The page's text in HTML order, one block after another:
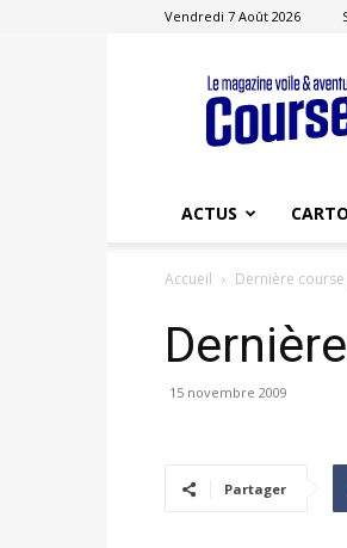
Vendredi 7 Août 2026
ACTUS
Accueil Dernière
15 novembre 2009
Partager